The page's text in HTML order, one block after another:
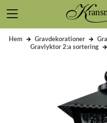
Hem Gravdekorationer
Gravlyktor 2:a sortering